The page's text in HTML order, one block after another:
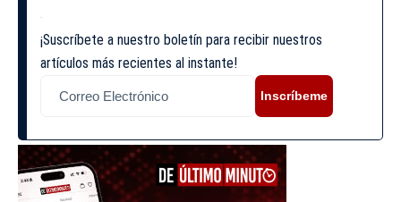
¡Suscríbete a nuestro boletín para recibir nuestros
artículos más recientes al instante!
Inscríbeme